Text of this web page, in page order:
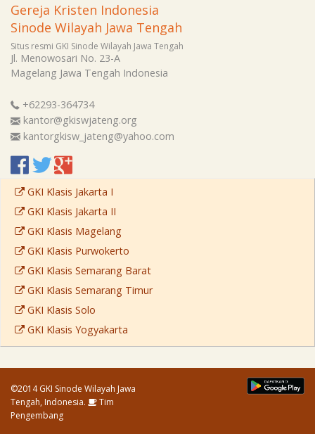
Gereja Kristen Indonesia
Sinode Wilayah Jawa Tengah
Situs resmi GKI Sinode Wilayah Jawa Tengah
Jl. Menowosari No. 23-A
Magelang Jawa Tengah Indonesia
+62293-364734
kantor@gkiswjateng.org
kantorgkisw_jateng@yahoo.com
GKI Klasis Jakarta I
GKI Klasis Jakarta II
GKI Klasis Magelang
GKI Klasis Purwokerto
GKI Klasis Semarang Barat
GKI Klasis Semarang Timur
GKI Klasis Solo
GKI Klasis Yogyakarta
©2014 GKI Sinode Wilayah Jawa
Tengah, Indonesia.
Tim
Pengembang